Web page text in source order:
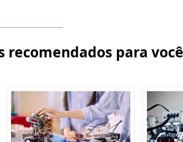
recomendados para você